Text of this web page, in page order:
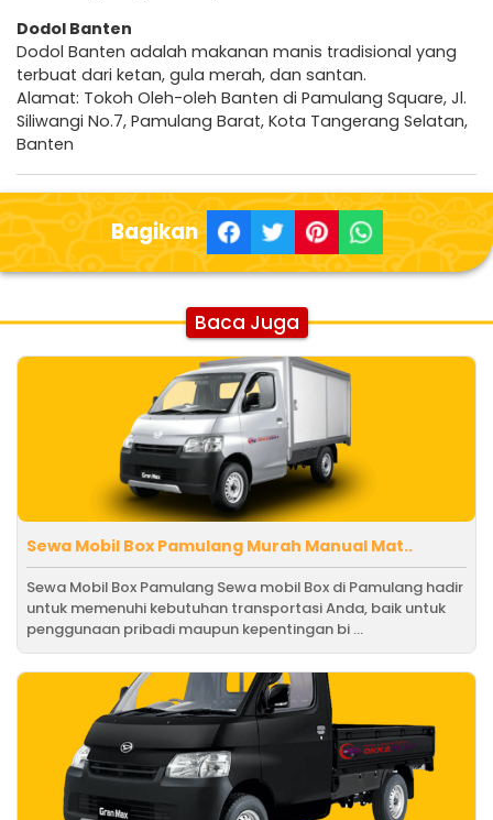
Dodol Banten
Dodol Banten adalah makanan manis tradisional yang
terbuat dari ketan, gula merah, dan santan.
Alamat: Tokoh Oleh-oleh Banten di Pamulang Square, Jl.
Siliwangi No.7, Pamulang Barat, Kota Tangerang Selatan,
Banten
Bagikan
Baca Juga
Sewa Mobil Box Pamulang Murah Manual Mat..
Sewa Mobil Box Pamulang Sewa mobil Box di Pamulang hadir
untuk memenuhi kebutuhan transportasi Anda, baik untuk
penggunaan pribadi maupun kepentingan bi ...